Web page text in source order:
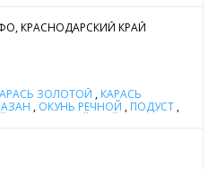
КРАСНОДАРСКИЙ КРАЙ
ЗОЛОТОЙ , КАРАСЬ
, ОКУНЬ РЕЧНОЙ , ПОДУСТ ,